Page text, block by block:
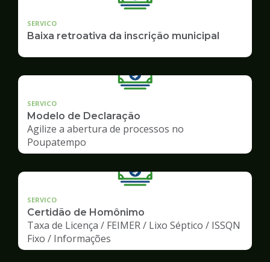
SERVICO
Baixa retroativa da inscrição municipal
SERVICO
Modelo de Declaração
Agilize a abertura de processos no
Poupatempo
SERVICO
Certidão de Homônimo
Taxa de Licença / FEIMER / Lixo Séptico / ISSQN
Fixo / Informações